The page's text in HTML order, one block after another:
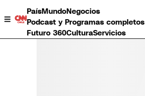
PaísMundoNegocios
Podcast y Programas completos
Futuro 360CulturaServicios